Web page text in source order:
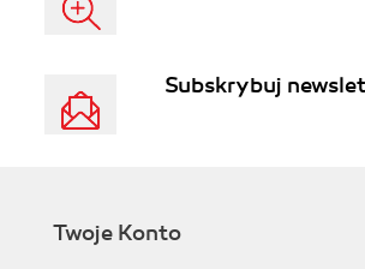
Subskrybuj
Twoje Konto